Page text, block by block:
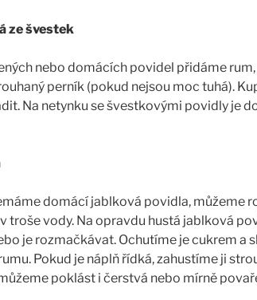
ze švestek
nebo domácích povidel přidáme
perník (pokud nejsou moc tuhá).
Na netynku se švestkovými povidly je
domácí jablková povidla, můžeme
troše vody. Na opravdu hustá jablková
je rozmačkávat. Ochutíme je cukrem a
Pokud je náplň řídká, zahustíme ji
poklást i čerstvá nebo mírně